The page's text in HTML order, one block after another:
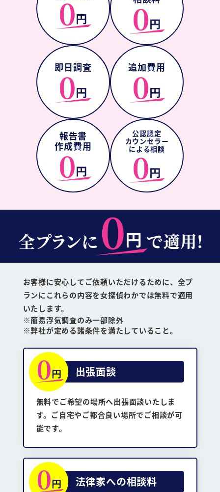
即日調査 追加費用
報告書
作成費用
公認認定
カウンセラー
による相談
お客様に安心してご依頼いただけるために、全プ
ランにこれらの内容を女探偵わかでは無料で適用
いたします。
簡易浮気調査のみ一部除外
弊社が定める諸条件を満たしていること。
出張面談
無料でご希望の場所へ出張面談いたしま
す。ご自宅やご都合良い場所でご相談が可
能です。
法律家への相談料